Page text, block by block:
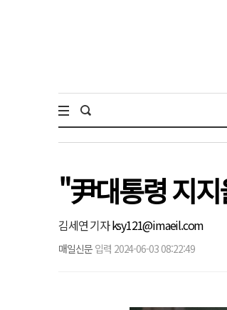
"尹대통령 지
김세연 기자ksy121@imaeil.com
매일신문 입력 2024-06-03 08:22:49